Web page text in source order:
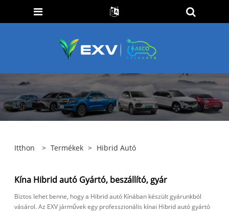
Itthon > Termékek > Hibrid Autó
Kína Hibrid autó Gyártó, beszállító, gyár
Biztos lehet benne, hogy a Hibrid autó Kínában készült gyárunkból
vásárol. Az EXV járművek egy professzionális kínai Hibrid autó gyártó